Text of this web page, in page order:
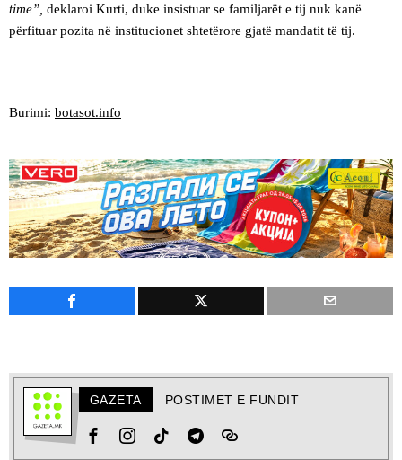
time”, deklaroi Kurti, duke insistuar se familjarët e tij nuk kanë
përfituar pozita në institucionet shtetërore gjatë mandatit të tij.
Burimi: botasot.info
GAZETA POSTIMET E FUNDIT